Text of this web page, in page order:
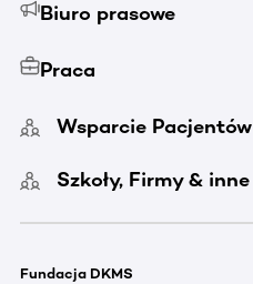
Biuro prasowe
Praca
Wsparcie Pacjentów
Szkoły, Firmy & inne
Fundacja DKMS